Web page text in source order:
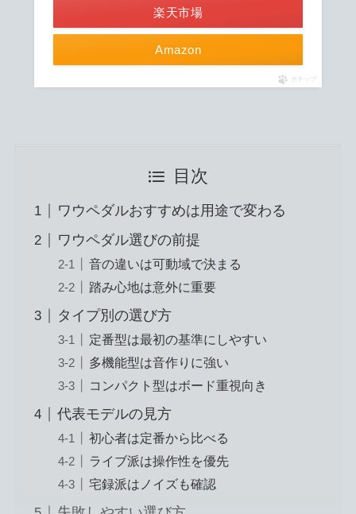
Amazon
楽天市場
ポチップ
目次
ワウペダルおすすめは用途で変わる
ワウペダル選びの前提
音の違いは可動域で決まる
踏み心地は意外に重要
タイプ別の選び方
定番型は最初の基準にしやすい
多機能型は音作りに強い
コンパクト型はボード重視向き
代表モデルの見方
初心者は定番から比べる
ライブ派は操作性を優先
宅録派はノイズも確認